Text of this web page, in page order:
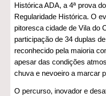
Histórica ADA, a 4ª prova
Regularidade Histórica. O
pitoresca cidade de Vila do
participação de 34 duplas
reconhecido pela maioria
apesar das condições
chuva e nevoeiro a marcar
O percurso, inovador e